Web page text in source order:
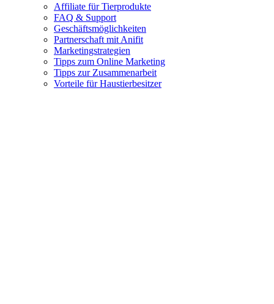
Affiliate für Tierprodukte
FAQ & Support
Geschäftsmöglichkeiten
Partnerschaft mit Anifit
Marketingstrategien
Tipps zum Online Marketing
Tipps zur Zusammenarbeit
Vorteile für Haustierbesitzer